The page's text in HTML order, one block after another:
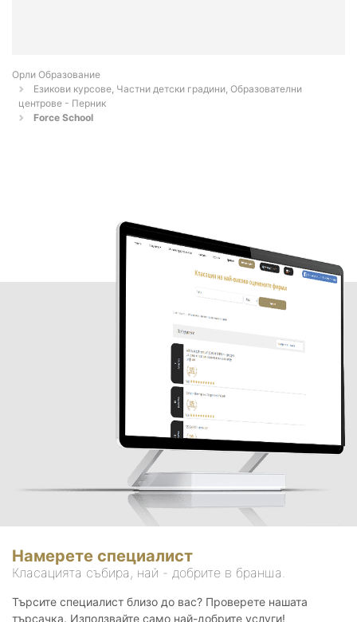
Орли Образование
Езикови курсове, Частни детски градини, Образователни
центрове - Перник
Force School
Намерете специалист
Класацията събира, най - добрите в бранша.
Търсите специалист близо до вас? Проверете нашата
търсачка. Използвайте само най-добрите услуги!